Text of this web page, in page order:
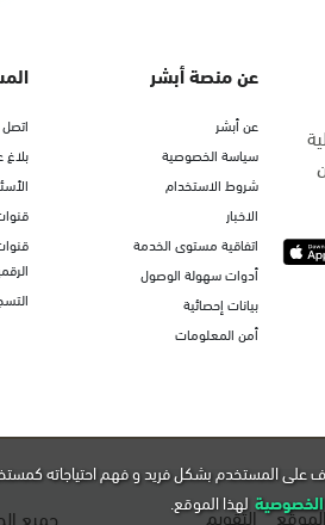
عن منصة أبشر
عن أبشر
سياسة الخصوصية
شروط الاستخدام
الاخبار
اتفاقية مستوى الخدمة
أدوات سهولة الوصول
بيانات إحصائية
أمن المعلومات
اتصل
التقويم جميع
على المستخدم بشكل فريد و فهم احتياجاته
لهذا الموقع.